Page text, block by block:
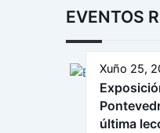
EVENTOS
Xuño 25,
última